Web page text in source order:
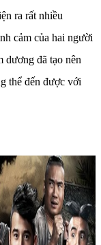
ra rất nhiều
cảm của hai người
dương đã tạo nên
thể đến được với